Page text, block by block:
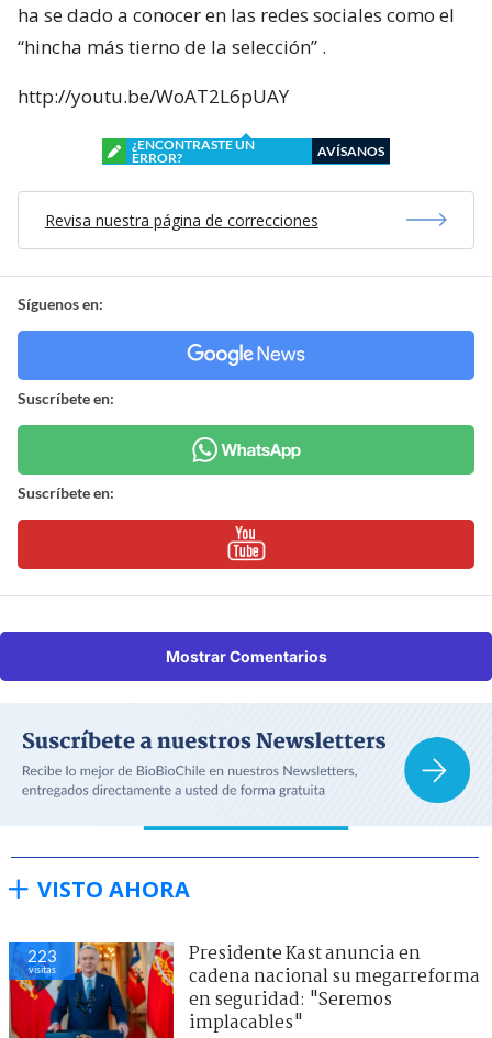
ha se dado a conocer en las redes sociales como el
“hincha más tierno de la selección” .
http://youtu.be/WoAT2L6pUAY
¿ENCONTRASTE UN
ERROR?
AVÍSANOS
Revisa nuestra página de correcciones
Síguenos en:
Suscríbete en:
Suscríbete en:
Mostrar Comentarios
VISTO AHORA
223
visitas
Presidente Kast anuncia en
cadena nacional su megarreforma
en seguridad: "Seremos
implacables"